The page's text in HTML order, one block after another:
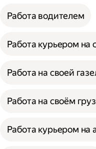
Работа водителем
Работа курьером на
Работа на своей
Работа на своём
Работа курьером на